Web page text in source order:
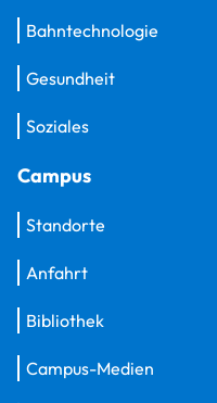
Bahntechnologie
Gesundheit
Soziales
Campus
Standorte
Anfahrt
Bibliothek
Campus-Medien